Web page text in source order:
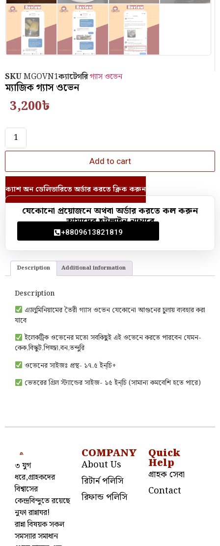
SKUMGOVN1ক্যাটেগরিগ্যাস ওভেন
ম্যাজিক গ্যাস ওভেন
3,200৳
Add to cart
ক্যাশ অন ডেলিভারিতে অর্ডার করতে ক্লিক করুন
যেকোনো প্রয়োজনে অথবা অর্ডার করতে কল করুন
আমাদের হটলাইন নাম্বারে
+8809613821819
Description Additional information
Description
এ্যালুমিনিয়ামের তৈরী গ্যাস ওভেন যেকোনো আগুনের চুলায় ব্যবহার করা
যাবে
ইলেকট্রিক ওভেনের মতো সবকিছুই এই ওভেনে করতে পারবেন যেমন-
কেক,বিস্কুট,পিজ্জা,বন,তন্দুরি
ওভেনের সাইজঃ প্রস্থ- ১৭.৫ ইন্চি+
ভেতরের গ্রিল স্ট্যান্ডের সাইজ- ১৫ ইন্চি (সামান্য কমবেশি হতে পারে)
৩ যুগ
ধরে,গ্রাহকদের
বিশ্বাসের
কেন্দ্রবিন্দুতে রয়েছে
নুফা রান্নাঘর!
রান্না বিষয়ক সকল
সমস্যার সমাধান
COMPANY
About Us
রিটার্ন পলিসি
রিফান্ড পলিসি
Quick
Help
গ্রাহক সেবা
Contact